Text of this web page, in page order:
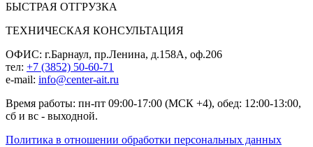
БЫСТРАЯ ОТГРУЗКА
ТЕХНИЧЕСКАЯ КОНСУЛЬТАЦИЯ
ОФИС: г.Барнаул, пр.Ленина, д.158А, оф.206
тел: +7 (3852) 50-60-71
e-mail: info@center-ait.ru
Время работы: пн-пт 09:00-17:00 (МСК +4), обед: 12:00-13:00,
сб и вс - выходной.
Политика в отношении обработки персональных данных